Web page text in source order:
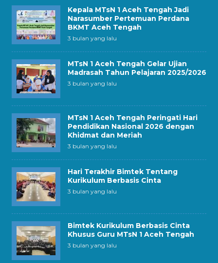
Kepala MTsN 1 Aceh Tengah Jadi
Narasumber Pertemuan Perdana
BKMT Aceh Tengah
3 bulan yang lalu
MTsN 1 Aceh Tengah Gelar Ujian
Madrasah Tahun Pelajaran 2025/2026
3 bulan yang lalu
MTsN 1 Aceh Tengah Peringati Hari
Pendidikan Nasional 2026 dengan
Khidmat dan Meriah
3 bulan yang lalu
Hari Terakhir Bimtek Tentang
Kurikulum Berbasis Cinta
3 bulan yang lalu
Bimtek Kurikulum Berbasis Cinta
Khusus Guru MTsN 1 Aceh Tengah
3 bulan yang lalu